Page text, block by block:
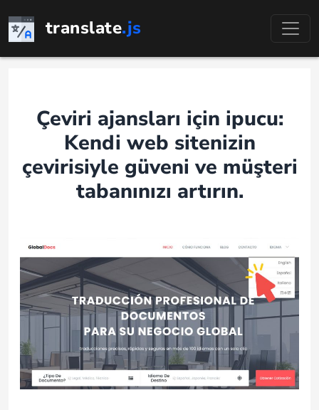
geç
translate.js
Çeviri ajansları için ipucu:
Kendi web sitenizin
çevirisiyle güveni ve müşteri
tabanınızı artırın.